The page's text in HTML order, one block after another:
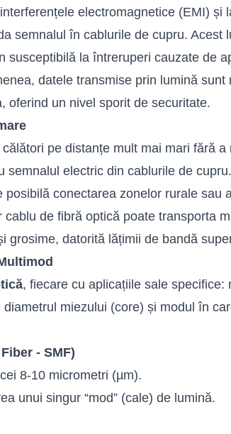
electromagnetice (EMI) și
semnalul în cablurile de cupru. Acest
susceptibilă la întreruperi cauzate de
datele transmise prin lumină sunt
oferind un nivel sporit de securitate.
pe distanțe mult mai mari fără a
electric din cablurile de
conectarea zonelor rurale sau
de fibră optică poate transporta
grosime, datorită lățimii de bandă
, fiecare cu aplicațiile sale specifice:
miezului (core) și modul în
- SMF)
8-10 micrometri (µm).
unui singur “mod” (cale) de lumină.